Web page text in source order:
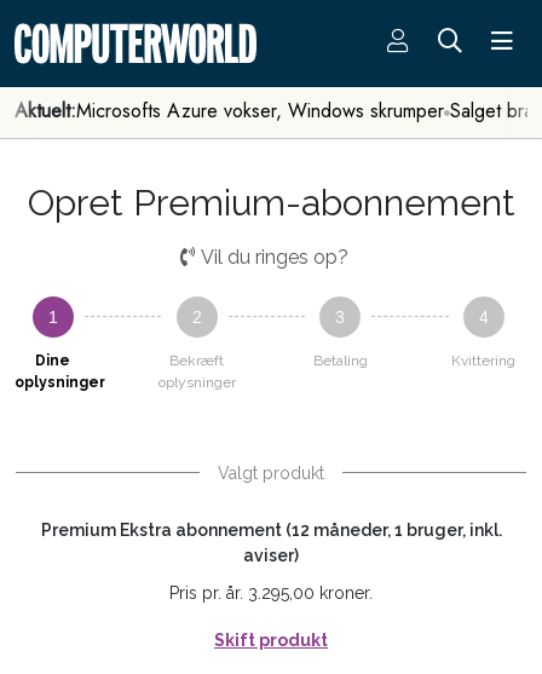
Aktuelt:Microsofts Azure vokser, Windows skrumper Salget
Opret Premium-abonnement
Vil du ringes op?
1
Dine
oplysninger
2
Bekræft
oplysninger
3
Betaling
4
Kvittering
Valgt produkt
Premium Ekstra abonnement (12 måneder, 1 bruger, inkl.
aviser)
Pris pr. år. 3.295,00 kroner.
Skift produkt